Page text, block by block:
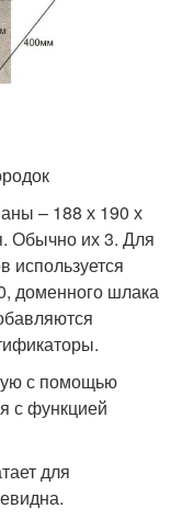
– 188 х 190 х
Обычно их 3. Для
используется
доменного шлака
с помощью
с функцией
для